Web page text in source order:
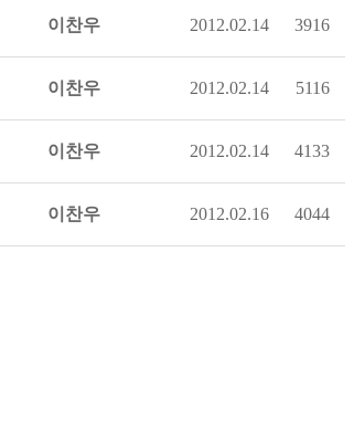
이찬우 2012.02.14 3916
이찬우 2012.02.14 5116
이찬우 2012.02.14 4133
이찬우 2012.02.16 4044